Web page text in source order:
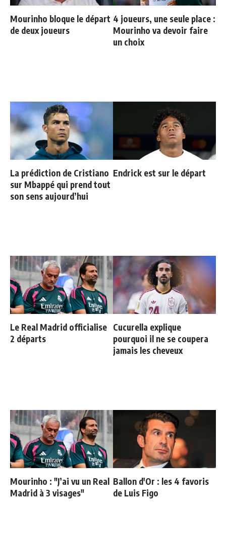
Mourinho bloque le départ
de deux joueurs
4 joueurs, une seule place :
Mourinho va devoir faire
un choix
La prédiction de Cristiano
sur Mbappé qui prend tout
son sens aujourd’hui
Endrick est sur le départ
Le Real Madrid officialise
2 départs
Cucurella explique
pourquoi il ne se coupera
jamais les cheveux
Mourinho : "J’ai vu un Real
Madrid à 3 visages"
Ballon d'Or : les 4 favoris
de Luis Figo